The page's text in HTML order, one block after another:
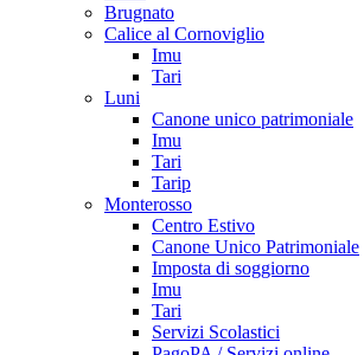
Brugnato
Calice al Cornoviglio
Imu
Tari
Luni
Canone unico patrimoniale
Imu
Tari
Tarip
Monterosso
Centro Estivo
Canone Unico Patrimoniale
Imposta di soggiorno
Imu
Tari
Servizi Scolastici